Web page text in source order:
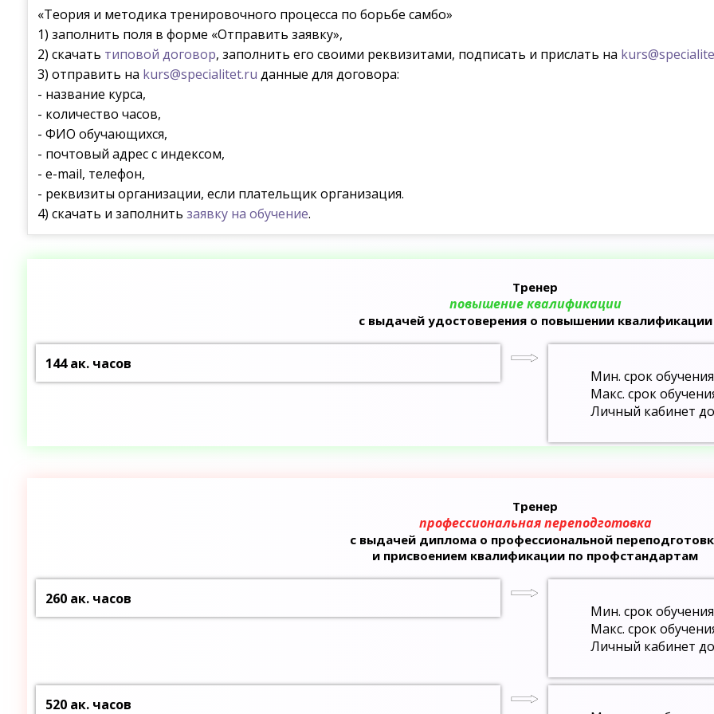
«Теория и методика тренировочного процесса по борьбе самбо»
1) заполнить поля в форме «Отправить заявку»,
2) скачать типовой договор, заполнить его своими реквизитами, подписать и прислать на
3) отправить на kurs@specialitet.ru данные для договора:
- название курса,
- количество часов,
- ФИО обучающихся,
- почтовый адрес с индексом,
- e-mail, телефон,
- реквизиты организации, если плательщик организация.
4) скачать и заполнитьзаявку на обучение.
Тренер
повышение квалификации
с выдачей удостоверения о повышении квалификации
144 ак. часов
Мин. срок
Макс. срок
Личный кабинет
Тренер
профессиональная переподготовка
с выдачей диплома о профессиональной
и присвоением квалификации по профстандартам
260 ак. часов
Мин. срок
Макс. срок
Личный кабинет
520 ак. часов